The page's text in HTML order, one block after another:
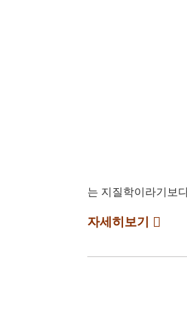
는 지질학이라기보
자세히보기